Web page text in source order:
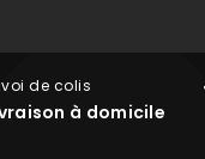
de colis
à domicile